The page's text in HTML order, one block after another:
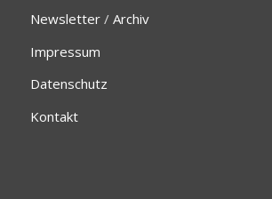
Newsletter/ Archiv
Impressum
Datenschutz
Kontakt